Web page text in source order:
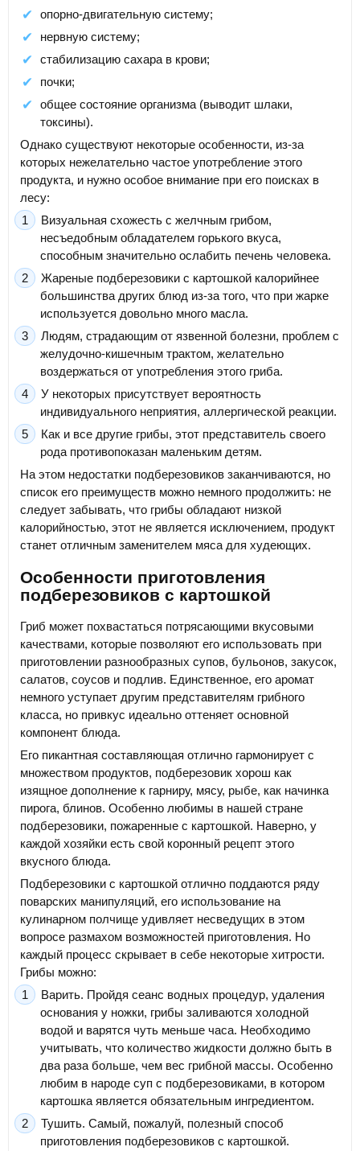
опорно-двигательную систему;
нервную систему;
стабилизацию сахара в крови;
почки;
общее состояние организма (выводит шлаки,
токсины).
Однако существуют некоторые особенности, из-за
которых нежелательно частое употребление этого
продукта, и нужно особое внимание при его поисках в
лесу:
Визуальная схожесть с желчным грибом,
несъедобным обладателем горького вкуса,
способным значительно ослабить печень человека.
Жареные подберезовики с картошкой калорийнее
большинства других блюд из-за того, что при жарке
используется довольно много масла.
Людям, страдающим от язвенной болезни, проблем с
желудочно-кишечным трактом, желательно
воздержаться от употребления этого гриба.
У некоторых присутствует вероятность
индивидуального неприятия, аллергической реакции.
Как и все другие грибы, этот представитель своего
рода противопоказан маленьким детям.
На этом недостатки подберезовиков заканчиваются, но
список его преимуществ можно немного продолжить: не
следует забывать, что грибы обладают низкой
калорийностью, этот не является исключением, продукт
станет отличным заменителем мяса для худеющих.
Особенности приготовления
подберезовиков с картошкой
Гриб может похвастаться потрясающими вкусовыми
качествами, которые позволяют его использовать при
приготовлении разнообразных супов, бульонов, закусок,
салатов, соусов и подлив. Единственное, его аромат
немного уступает другим представителям грибного
класса, но привкус идеально оттеняет основной
компонент блюда.
Его пикантная составляющая отлично гармонирует с
множеством продуктов, подберезовик хорош как
изящное дополнение к гарниру, мясу, рыбе, как начинка
пирога, блинов. Особенно любимы в нашей стране
подберезовики, пожаренные с картошкой. Наверно, у
каждой хозяйки есть свой коронный рецепт этого
вкусного блюда.
Подберезовики с картошкой отлично поддаются ряду
поварских манипуляций, его использование на
кулинарном полчище удивляет несведущих в этом
вопросе размахом возможностей приготовления. Но
каждый процесс скрывает в себе некоторые хитрости.
Грибы можно:
Варить. Пройдя сеанс водных процедур, удаления
основания у ножки, грибы заливаются холодной
водой и варятся чуть меньше часа. Необходимо
учитывать, что количество жидкости должно быть в
два раза больше, чем вес грибной массы. Особенно
любим в народе суп с подберезовиками, в котором
картошка является обязательным ингредиентом.
Тушить. Самый, пожалуй, полезный способ
приготовления подберезовиков с картошкой.